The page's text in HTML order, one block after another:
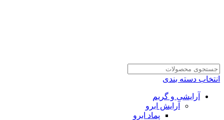
انتخاب دسته بندی
آرایشی و گریم
آرایش ابرو
پماد ابرو